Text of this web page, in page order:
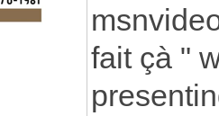
fait çà "